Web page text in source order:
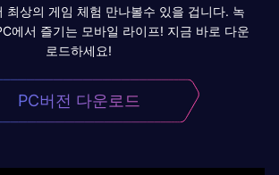
최상의 게임 체험 만나볼수 있을 겁니다. 녹
에서 즐기는 모바일 라이프! 지금 바로 다운
로드하세요!
PC버전 다운로드